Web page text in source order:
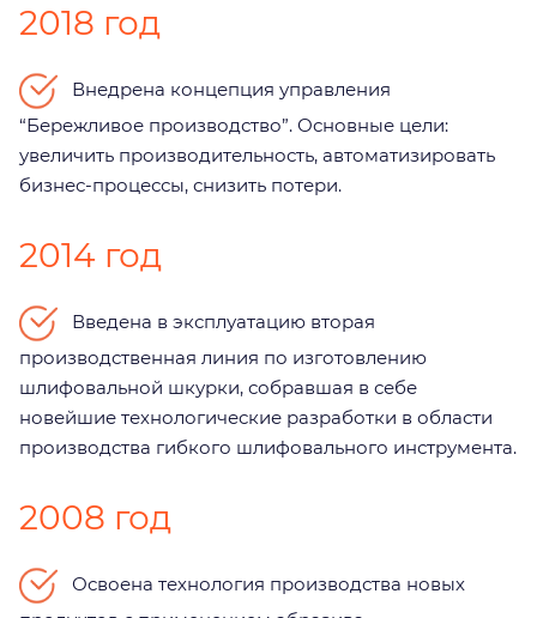
2018 год
Внедрена концепция управления
“Бережливое производство”. Основные цели:
увеличить производительность, автоматизировать
бизнес-процессы, снизить потери.
2014 год
Введена в эксплуатацию вторая
производственная линия по изготовлению
шлифовальной шкурки, собравшая в себе
новейшие технологические разработки в области
производства гибкого шлифовального инструмента.
2008 год
Освоена технология производства новых